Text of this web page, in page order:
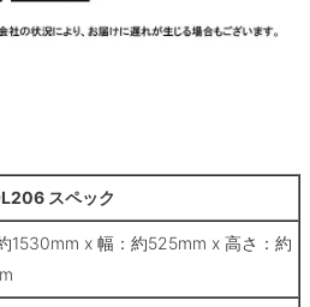
スペック
1530mm x 幅：約525mm x 高さ：約